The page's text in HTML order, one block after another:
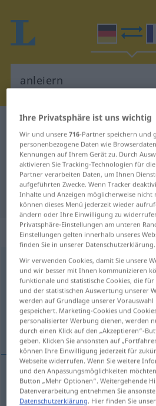
Deutsch-Französisch
Deutsch-
für "anleiern"
"anleiern"
„anleiern“:
anleiernv/t UMG
Übersicht aller
(Für mehr Details die Übersetzung
mettre en route
mettreenroute anleiern
Ihre Privatsphäre ist uns wichtig
Wir und unsere716-Partner speichern und
personenbezogene Daten wie
Kennungen auf Ihrem Gerät zu. Durch
aktivieren Sie Tracking-Technologien für
Partner verarbeiten Daten, um Ihnen
aufgeführten Zwecke. Wenn Tracker
Inhalte und Anzeigen möglicherweise nicht
können dieses Menü jederzeit wieder
ändern oder Ihre Einwilligung zu
Privatsphäre-Einstellungen am unteren
Einstellungen gelten innerhalb unseres
finden Sie in unserer Datenschutzerklärung.
Wir verwenden Cookies, damit Sie unsere
und wir besser mit Ihnen kommunizieren
funktionale und statistische Cookies, die
und der statistischen Auswertung unserer
werden auf Grundlage unserer
gespeichert. Marketing-Cookies und
personalisierter Werbung dienen, werden
durch einen Klick auf den „Akzeptieren“-
geben. Klicken Sie ansonsten auf
können Ihre Einwilligung jederzeit für
Webseite widerrufen. Wenn Sie weitere
und den Anpassungsmöglichkeiten
Button „Mehr Optionen“. Weitergehende
Datenverarbeitung entnehmen Sie
Datenschutzerklärung. Hier finden Sie